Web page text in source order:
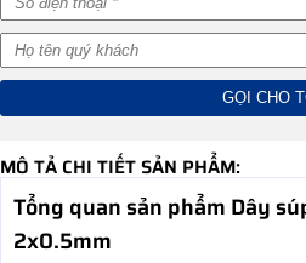
MÔ TẢ CHI TIẾT SẢN PHẨM:
Tổng quan sản phẩm Dây
2x0.5mm